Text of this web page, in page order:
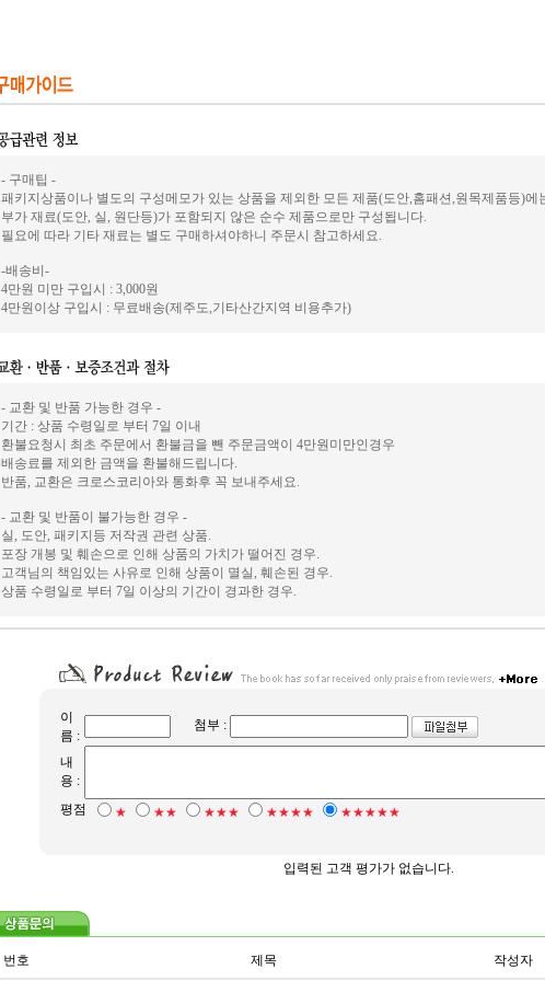
- 구매팁 -
패키지상품이나 별도의 구성메모가 있는 상품을 제외한 모든 제품(도안,홈패션,원목제품등)에
부가 재료(도안, 실, 원단등)가 포함되지 않은 순수 제품으로만 구성됩니다.
필요에 따라 기타 재료는 별도 구매하셔야하니 주문시 참고하세요.
-배송비-
4만원 미만 구입시 : 3,000원
4만원이상 구입시 : 무료배송(제주도,기타산간지역 비용추가)
- 교환 및 반품 가능한 경우 -
기간 : 상품 수령일로 부터 7일 이내
환불요청시 최초 주문에서 환불금을 뺀 주문금액이 4만원미만인경우
배송료를 제외한 금액을 환불해드립니다.
반품, 교환은 크로스코리아와 통화후 꼭 보내주세요.
- 교환 및 반품이 불가능한 경우 -
실, 도안, 패키지등 저작권 관련 상품.
포장 개봉 및 훼손으로 인해 상품의 가치가 떨어진 경우.
고객님의 책임있는 사유로 인해 상품이 멸실, 훼손된 경우.
상품 수령일로 부터 7일 이상의 기간이 경과한 경우.
이
름 :
첨부 :
내
용 :
평점
★ ★★ ★★★ ★★★★ ★★★★★
입력된 고객 평가가 없습니다.
번호 제목 작성자